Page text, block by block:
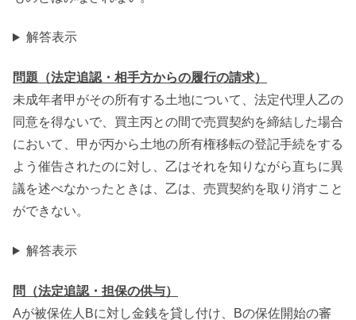
解答表示
問題（法定追認・相手方からの履行の請求）
未成年者甲がその所有する土地について、法定代理人乙の
同意を得ないで、買主丙との間で売買契約を締結した場合
において、甲が丙から土地の所有権移転の登記手続をする
よう催告されたのに対し、乙はそれを知りながら直ちに異
議を述べなかったときは、乙は、売買契約を取り消すこと
ができない。
解答表示
問（法定追認・担保の供与）
Aが被保佐人Bに対し金銭を貸し付け、Bの保佐開始の審